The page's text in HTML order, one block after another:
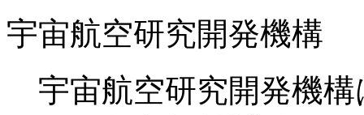
宇宙航空研究開発機構
宇宙航空研究開発機